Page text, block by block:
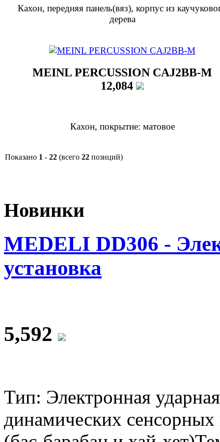
Кахон, передняя панель(вяз), корпус из
дерева
MEINL PERCUSSION CAJ2BB-M
12,084
Кахон, покрытие: матовое
Показано 1 - 22 (всего 22 позиций)
Новинки
MEDELI DD306 -
установка
5,592
Тип: Электронная
динамических сенсорных